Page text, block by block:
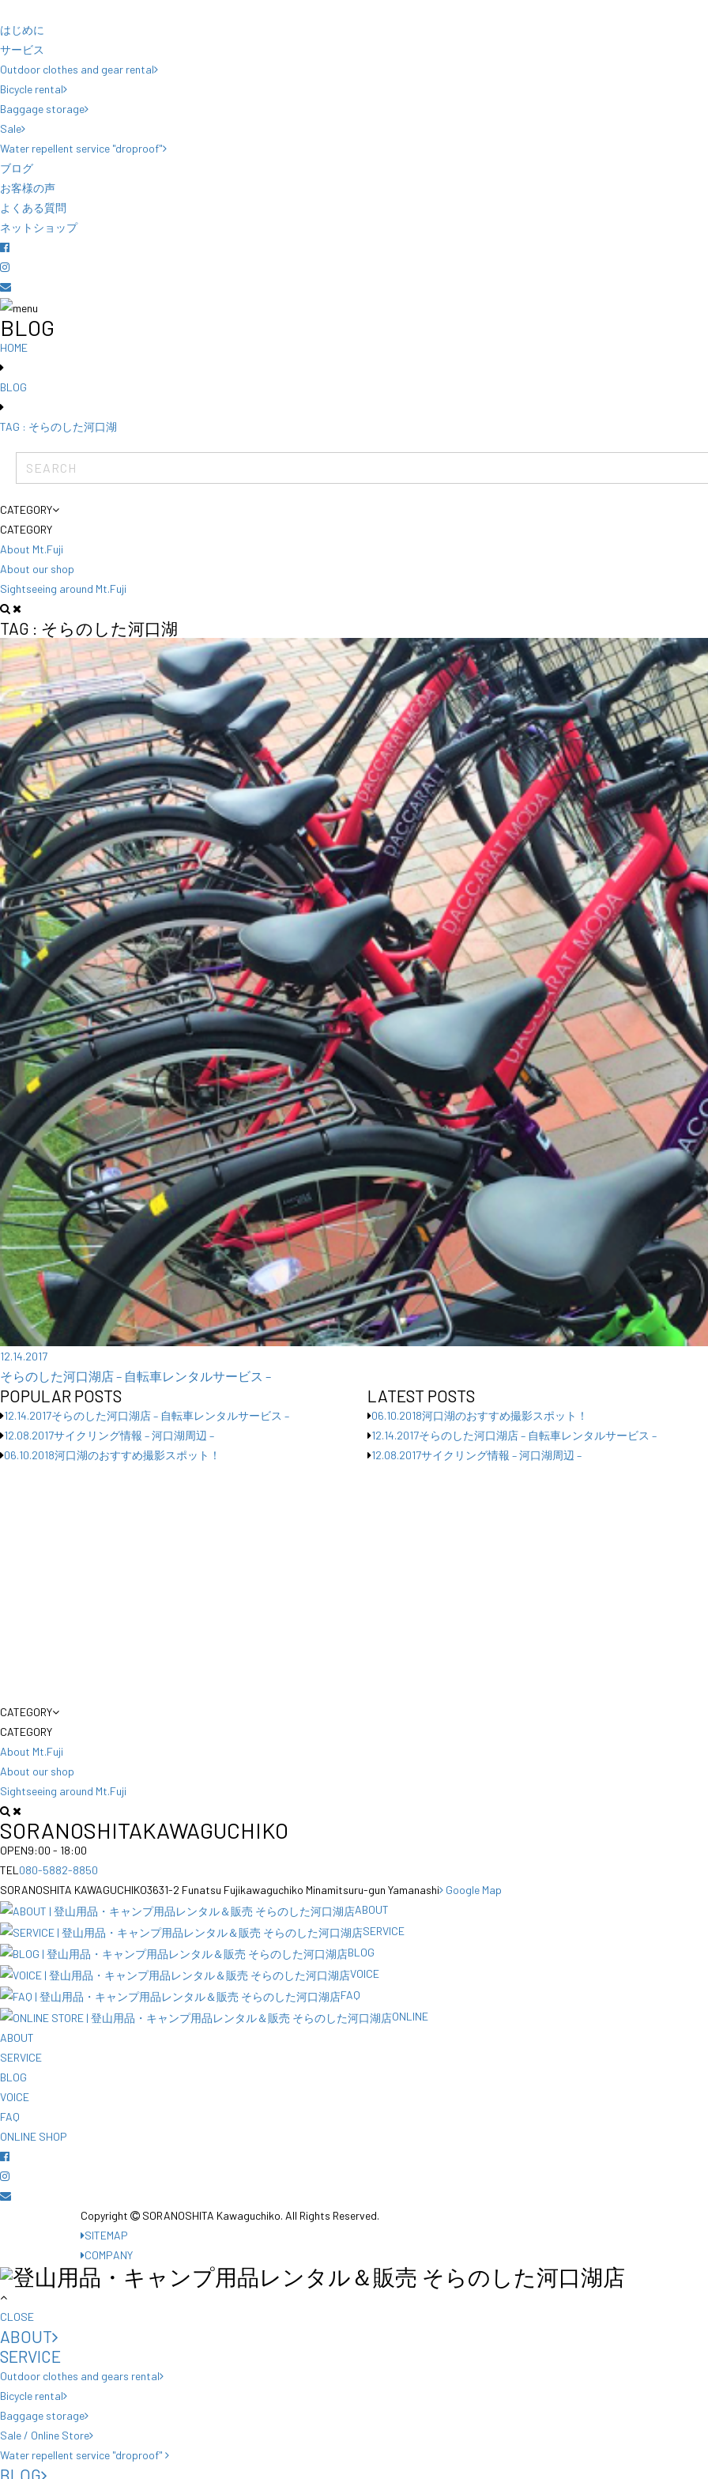
はじめに
サービス
Outdoor clothes and gear rental
Bicycle rental
Baggage storage
Sale
Water repellent service "droproof"
ブログ
お客様の声
よくある質問
ネットショップ
BLOG
HOME
BLOG
TAG : そらのした河口湖
CATEGORY
CATEGORY
About Mt.Fuji
About our shop
Sightseeing around Mt.Fuji
TAG : そらのした河口湖
12.14.2017
そらのした河口湖店 – 自転車レンタルサービス –
POPULAR POSTS
12.14.2017そらのした河口湖店 – 自転車レンタルサービス –
12.08.2017サイクリング情報 – 河口湖周辺 –
06.10.2018河口湖のおすすめ撮影スポット！
LATEST POSTS
06.10.2018河口湖のおすすめ撮影スポット！
12.14.2017そらのした河口湖店 – 自転車レンタルサービス –
12.08.2017サイクリング情報 – 河口湖周辺 –
CATEGORY
CATEGORY
About Mt.Fuji
About our shop
Sightseeing around Mt.Fuji
SORANOSHITAKAWAGUCHIKO
OPEN9:00 - 18:00
TEL 080-5882-8850
SORANOSHITA KAWAGUCHIKO3631-2 Funatsu Fujikawaguchiko Minamitsuru-gun Yamanashi Google Map
ABOUT
SERVICE
BLOG
VOICE
FAQ
ONLINE
ABOUT
SERVICE
BLOG
VOICE
FAQ
ONLINE SHOP
Copyright SORANOSHITA Kawaguchiko. All Rights Reserved.
SITEMAP
COMPANY
CLOSE
ABOUT
SERVICE
Outdoor clothes and gears rental
Bicycle rental
Baggage storage
Sale / Online Store
Water repellent service "droproof"
BLOG